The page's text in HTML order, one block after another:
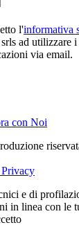
l'informativa
ad utilizzare
via email.
con Noi
e di
in linea con le